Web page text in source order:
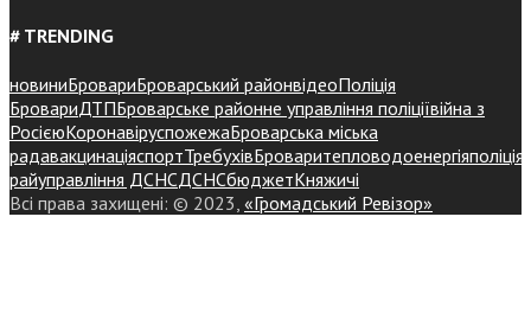
# TRENDING
новиниБровариБроварський районвідеоПоліція
БровариДТПБроварське районне управління поліціївійна з
РосієюКоронавіруспожежаБроварська міська
радавакцинаціяспортТребухівБроваритепловодоенергіяполіція
райуправління ДСНСДСНСбюджетКняжичі
Всі права захищені: © 2023, «Громадський Ревізор»